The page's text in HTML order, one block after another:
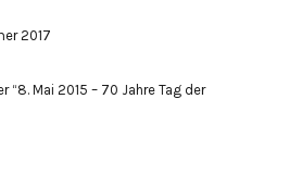
2017
Mai 2015 – 70 Jahre Tag der